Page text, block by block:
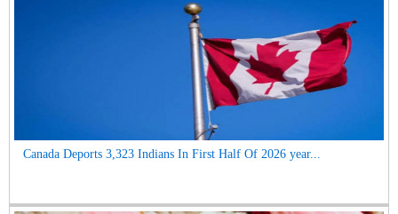
Canada Deports 3,323 Indians In First Half Of 2026 year...